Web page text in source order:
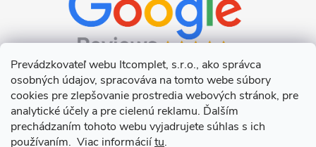
Prevádzkovateľ webu Itcomplet, s.r.o., ako správca
osobných údajov, spracováva na tomto webe súbory
cookies pre zlepšovanie prostredia webových stránok, pre
analytické účely a pre cielenú reklamu. Ďalším
prechádzaním tohoto webu vyjadrujete súhlas s ich
používaním. Viac informáciítu.